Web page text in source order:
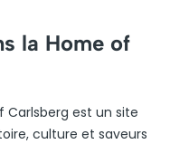
la Home of
Carlsberg est un site
culture et saveurs